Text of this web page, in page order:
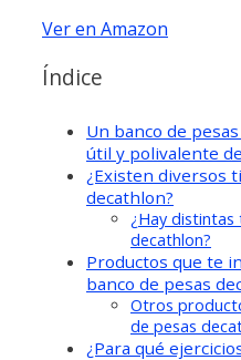
Ver en Amazon
Índice
Un banco de
útil y polivalente
¿Existen diversos
decathlon?
¿Hay distintas
decathlon?
Productos que te
banco de pesas
Otros
de pesas
¿Para qué